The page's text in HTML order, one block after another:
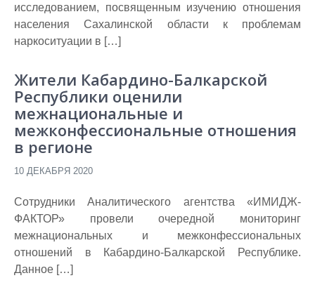
исследованием, посвященным изучению отношения
населения Сахалинской области к проблемам
наркоситуации в […]
Жители Кабардино-Балкарской
Республики оценили
межнациональные и
межконфессиональные отношения
в регионе
10 ДЕКАБРЯ 2020
Сотрудники Аналитического агентства «ИМИДЖ-
ФАКТОР» провели очередной мониторинг
межнациональных и межконфессиональных
отношений в Кабардино-Балкарской Республике.
Данное […]